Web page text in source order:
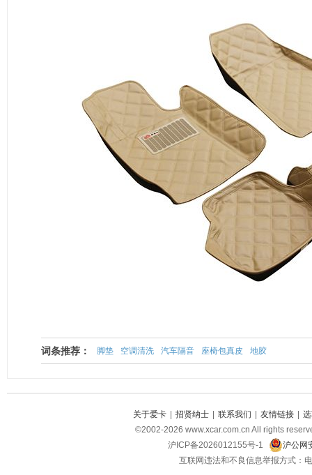
词条推荐： 脚垫 空调清洗 汽车隔音 座椅包真皮 地胶
关于爱卡 招贤纳士 联系我们 友情链接
©2002-2026 www.xcar.com.cn All rights
沪ICP备2026012155号-1
沪公网
互联网违法和不良信息举报方式：